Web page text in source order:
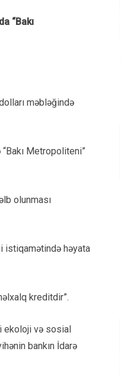
“Bakı
məbləğində
Metropoliteni”
olunması
istiqamətində həyata
kreditdir”.
ekoloji və sosial
bankın İdarə